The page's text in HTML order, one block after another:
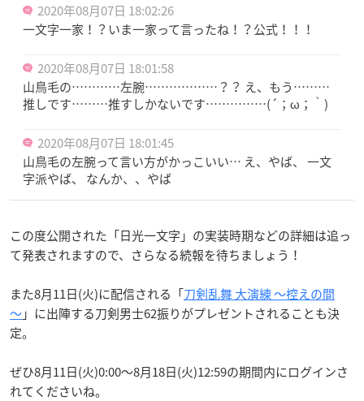
2020年08月07日 18:02:26
一文字一家！？いま一家って言ったね！？公式！！！
2020年08月07日 18:01:58
山鳥毛の…………左腕………………？？ え、もう………
推しです………推すしかないです……………(´；ω；｀)
2020年08月07日 18:01:45
山鳥毛の左腕って言い方がかっこいい… え、やば、 一文
字派やば、 なんか、、やば
この度公開された「日光一文字」の実装時期などの詳細は追っ
て発表されますので、さらなる続報を待ちましょう！
また8月11日(火)に配信される「刀剣乱舞 大演練 〜控えの間
～」に出陣する刀剣男士62振りがプレゼントされることも決
定。
ぜひ8月11日(火)0:00〜8月18日(火)12:59の期間内にログインさ
れてくださいね。